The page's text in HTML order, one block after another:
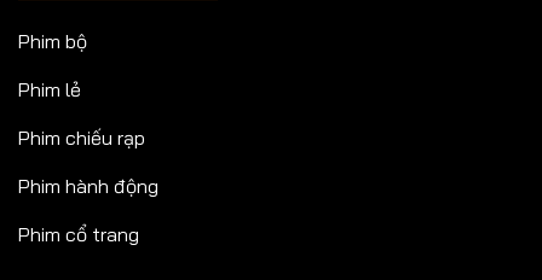
Phim bộ
Phim lẻ
Phim chiếu rạp
Phim hành động
Phim cổ trang